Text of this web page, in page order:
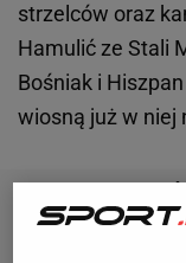
strzelców oraz
Hamulić ze Stali
Bośniak i
wiosną już w niej